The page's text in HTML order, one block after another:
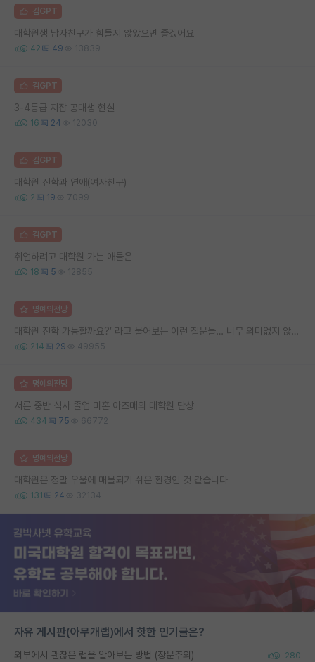
김GPT
대학원생 남자친구가 힘들지 않았으면 좋겠어요
42 49 13839
김GPT
3-4등급 지잡 공대생 현실
16 24 12030
김GPT
대학원 진학과 연애(여자친구)
2 19 7099
김GPT
취업하려고 대학원 가는 애들은
18 5 12855
명예의전당
대학원 진학 가능할까요?’ 라고 물어보는 이런 질문들… 너무 의미없지 않나요?
214 29 49955
명예의전당
서른 중반 석사 졸업 미혼 아즈매의 대학원 단상
434 75 66772
명예의전당
대학원은 정말 우울에 매몰되기 쉬운 환경인 것 같습니다
131 24 32134
자유 게시판(아무개랩)에서 핫한 인기글은?
외부에서 괜찮은 랩을 알아보는 방법 (장문주의) 280